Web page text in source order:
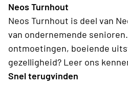
Neos Turnhout
Neos Turnhout is deel van
van ondernemende
ontmoetingen, boeiende
gezelligheid? Leer ons
Snel terugvinden